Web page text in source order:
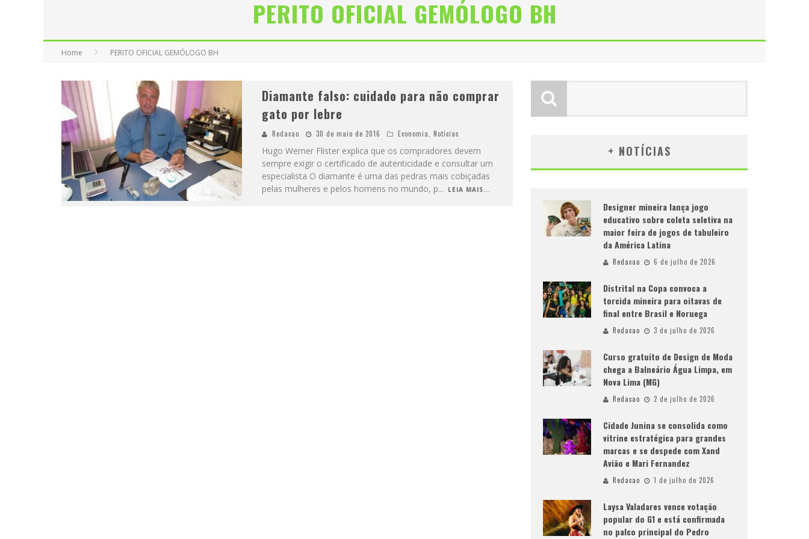
DISTRITAL NA COPA CONVOCA A TORCIDA MINEIRA PARA OITAVAS DE FINAL ENTRE BRASIL E NORUEGA
PERITO OFICIAL GEMÓLOGO BH
Home PERITO OFICIAL GEMÓLOGO BH
Diamante falso: cuidado para não comprar
gato por lebre
Redacao 30 de maio de 2016 Economia Notícias
Hugo Werner Flister explica que os compradores devem
sempre exigir o certificado de autenticidade e consultar um
especialista O diamante é uma das pedras mais cobiçadas
pelas mulheres e pelos homens no mundo, p... LEIA MAIS...
+ NOTÍCIAS
Designer mineira lança jogo
educativo sobre coleta seletiva na
maior feira de jogos de tabuleiro
da América Latina
Redacao 6 de julho de 2026
Distrital na Copa convoca a
torcida mineira para oitavas de
final entre Brasil e Noruega
Redacao 3 de julho de 2026
Curso gratuito de Design de Moda
chega a Balneário Água Limpa, em
Nova Lima (MG)
Redacao 2 de julho de 2026
Cidade Junina se consolida como
vitrine estratégica para grandes
marcas e se despede com Xand
Avião e Mari Fernandez
Redacao 1 de julho de 2026
Laysa Valadares vence votação
popular do G1 e está confirmada
no palco principal do Pedro